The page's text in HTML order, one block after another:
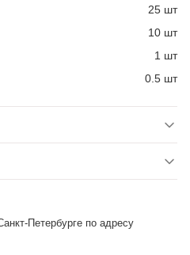
25 шт
10 шт
1 шт
0.5 шт
Петербурге по адресу